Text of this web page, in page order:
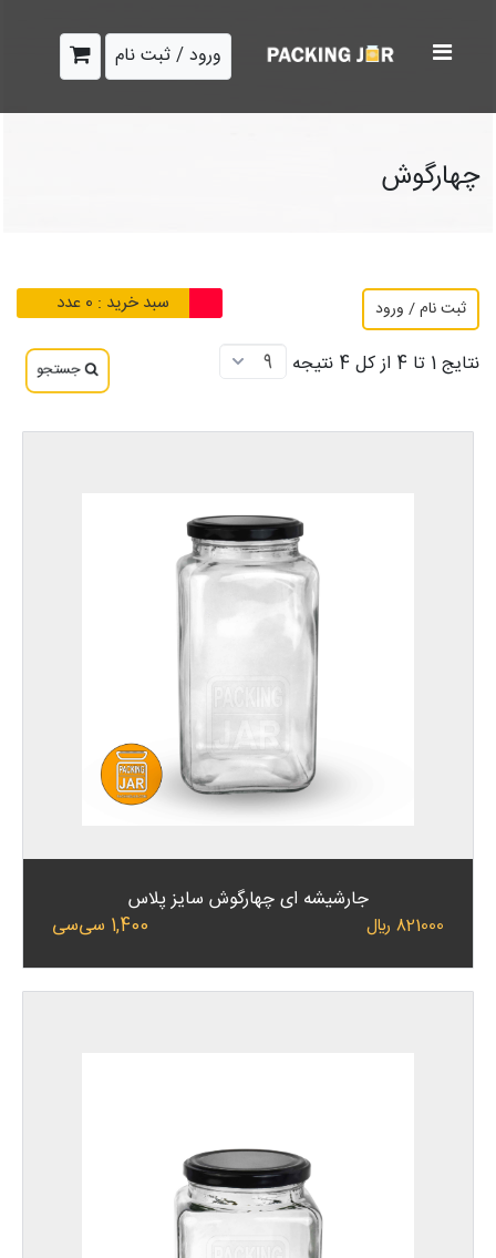
ورود / ثبت نام
چهارگوش
سبد خرید : 0 عدد ثبت نام / ورود
جستجو نتایج 1 تا 4 از کل 4 نتیجه
جارشیشه ای چهارگوش سایز پلاس
821000 ﷼ 1,400 سی‌سی